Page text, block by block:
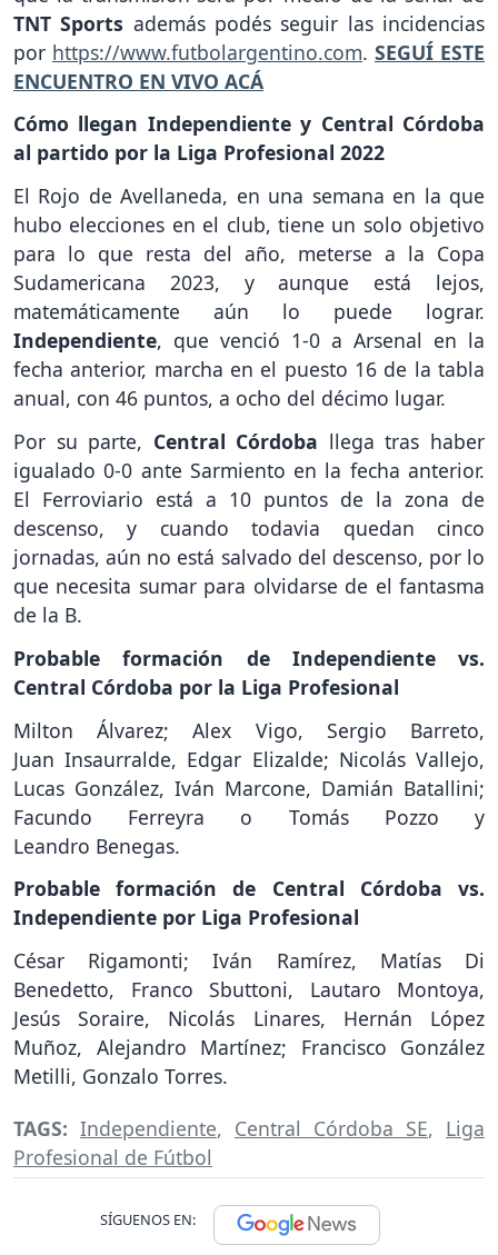
TNT Sports además podés seguir las incidencias
por https://www.futbolargentino.com. SEGUÍ ESTE
ENCUENTRO EN VIVO ACÁ
Cómo llegan Independiente y Central Córdoba
al partido por la Liga Profesional 2022
El Rojo de Avellaneda, en una semana en la que
hubo elecciones en el club, tiene un solo objetivo
para lo que resta del año, meterse a la Copa
Sudamericana 2023, y aunque está lejos,
matemáticamente aún lo puede lograr.
Independiente, que venció 1-0 a Arsenal en la
fecha anterior, marcha en el puesto 16 de la tabla
anual, con 46 puntos, a ocho del décimo lugar.
Por su parte, Central Córdoba llega tras haber
igualado 0-0 ante Sarmiento en la fecha anterior.
El Ferroviario está a 10 puntos de la zona de
descenso, y cuando todavia quedan cinco
jornadas, aún no está salvado del descenso, por lo
que necesita sumar para olvidarse de el fantasma
de la B.
Probable formación de Independiente vs.
Central Córdoba por la Liga Profesional
Milton Álvarez; Alex Vigo, Sergio Barreto,
Juan Insaurralde, Edgar Elizalde; Nicolás Vallejo,
Lucas González, Iván Marcone, Damián Batallini;
Facundo Ferreyra o Tomás Pozzo y
Leandro Benegas.
Probable formación de Central Córdoba vs.
Independiente por Liga Profesional
César Rigamonti; Iván Ramírez, Matías Di
Benedetto, Franco Sbuttoni, Lautaro Montoya,
Jesús Soraire, Nicolás Linares, Hernán López
Muñoz, Alejandro Martínez; Francisco González
Metilli, Gonzalo Torres.
TAGS: Independiente, Central Córdoba SE, Liga
Profesional de Fútbol
SÍGUENOS EN: